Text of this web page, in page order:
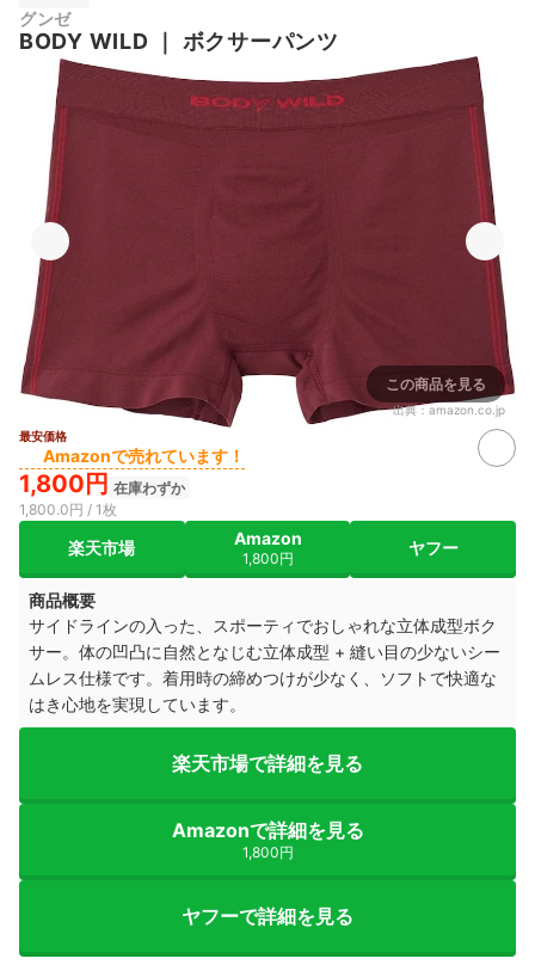
グンゼ
BODY WILD ｜ ボクサーパンツ
この商品を見る
出典：amazon.co.jp
最安価格
Amazonで売れています！
1,800円 在庫わずか
1,800.0円 / 1枚
楽天市場 Amazon
1,800円
ヤフー
商品概要
サイドラインの入った、スポーティでおしゃれな立体成型ボク
サー。体の凹凸に自然となじむ立体成型 + 縫い目の少ないシー
ムレス仕様です。着用時の締めつけが少なく、ソフトで快適な
はき心地を実現しています。
楽天市場で詳細を見る
Amazonで詳細を見る
1,800円
ヤフーで詳細を見る